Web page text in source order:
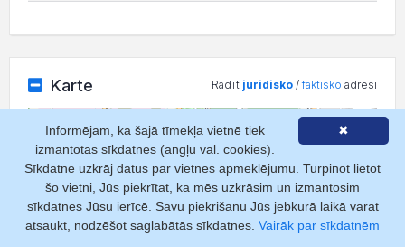
Karte Rādīt juridisko /faktisko adresi
+
−
✖
Informējam, ka šajā tīmekļa vietnē tiek
izmantotas sīkdatnes (angļu val. cookies).
Sīkdatne uzkrāj datus par vietnes apmeklējumu. Turpinot lietot
šo vietni, Jūs piekrītat, ka mēs uzkrāsim un izmantosim
sīkdatnes Jūsu ierīcē. Savu piekrišanu Jūs jebkurā laikā varat
atsaukt, nodzēšot saglabātās sīkdatnes. Vairāk par sīkdatnēm